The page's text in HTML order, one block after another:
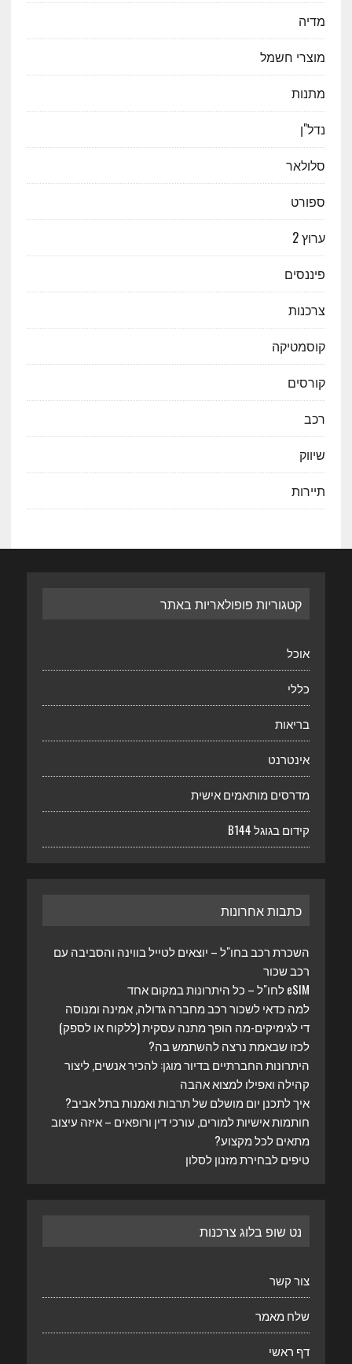
מדיה
מוצרי חשמל
מתנות
נדל"ן
סלולאר
ספורט
ערוץ 2
פיננסים
צרכנות
קוסמטיקה
קורסים
רכב
שיווק
תיירות
קטגוריות פופולאריות באתר
אוכל
כללי
בריאות
אינטרנט
מדרסים מותאמים אישית
קידום בגוגל B144
כתבות אחרונות
השכרת רכב בחו"ל – יוצאים לטייל בווינה והסביבה עם
רכב שכור
eSIM לחו"ל – כל היתרונות במקום אחד
למה כדאי לשכור רכב מחברה גדולה, אמינה ומנוסה
די לגימיקים-מה הופך מתנה עסקית (ללקוח או לספק)
לכזו שבאמת נרצה להשתמש בה?
היתרונות החברתיים בדיור מוגן: להכיר אנשים, ליצור
קהילה ואפילו למצוא אהבה
איך לתכנן יום מושלם של תרבות ואמנות בתל אביב?
חותמות אישיות למורים, עורכי דין ורופאים – איזה עיצוב
מתאים לכל מקצוע?
טיפים לבחירת מזנון לסלון
נט שופ בלוג צרכנות
צור קשר
שלח מאמר
דף ראשי